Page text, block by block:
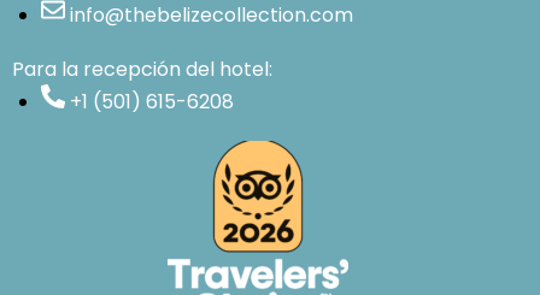
info@thebelizecollection.com
Para la recepción del hotel:
+1 (501) 615-6208